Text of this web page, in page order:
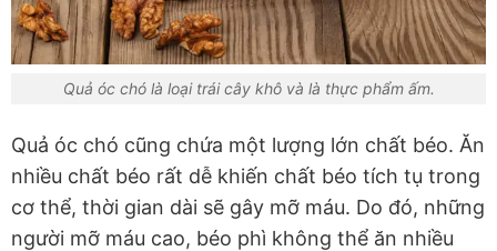
Quả óc chó là loại trái cây khô và là thực phẩm ấm.
Quả óc chó cũng chứa một lượng lớn chất béo. Ăn
nhiều chất béo rất dễ khiến chất béo tích tụ trong
cơ thể, thời gian dài sẽ gây mỡ máu. Do đó, những
người mỡ máu cao, béo phì không thể ăn nhiều